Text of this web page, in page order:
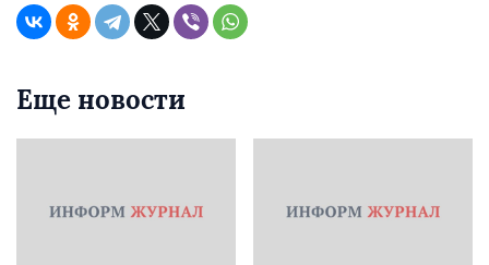
Еще новости